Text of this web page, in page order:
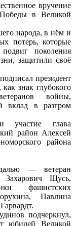
вручение
в Великой
народа, в нём и
потерь, которые
поколения
защитили своё
президент
знак глубокого
войны,
вклад в разгром
участие глава
район Алексей
района
— ветеран
Щусь,
фашистских
Павлина
подчеркнул,
юбилей Великой